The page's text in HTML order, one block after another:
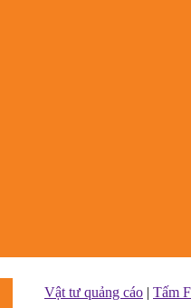
Vật tư quảng cáo | Tấm